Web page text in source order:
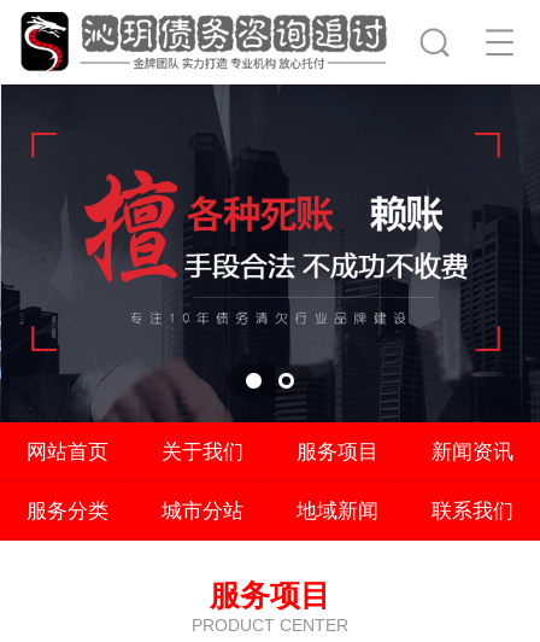
网站首页 关于我们 服务项目 新闻资讯
服务分类 城市分站 地域新闻 联系我们
服务项目
PRODUCT CENTER